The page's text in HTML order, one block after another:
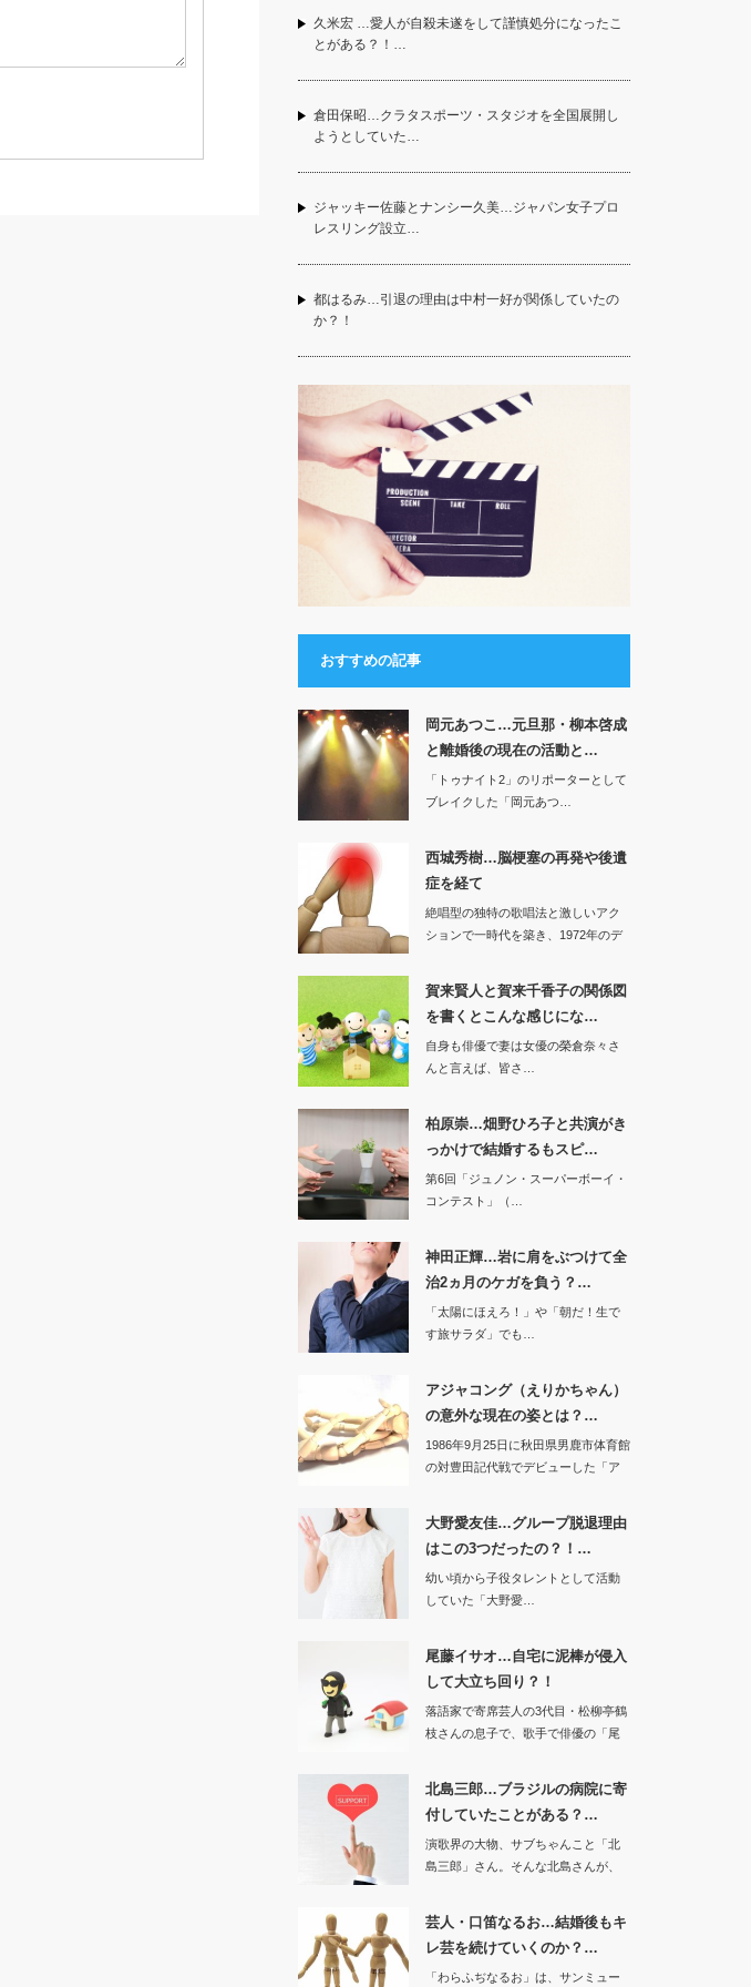
久米宏 …愛人が自殺未遂をして謹慎処分になったこ
とがある？！…
倉田保昭…クラタスポーツ・スタジオを全国展開し
ようとしていた…
ジャッキー佐藤とナンシー久美…ジャパン女子プロ
レスリング設立…
都はるみ…引退の理由は中村一好が関係していたの
か？！
おすすめの記事
岡元あつこ…元旦那・柳本啓成
と離婚後の現在の活動と…
「トゥナイト2」のリポーターとして
ブレイクした「岡元あつ…
西城秀樹…脳梗塞の再発や後遺
症を経て
絶唱型の独特の歌唱法と激しいアク
ションで一時代を築き、1972年のデ
賀来賢人と賀来千香子の関係図
を書くとこんな感じにな…
自身も俳優で妻は女優の榮倉奈々さ
んと言えば、皆さ…
柏原崇…畑野ひろ子と共演がき
っかけで結婚するもスピ…
第6回「ジュノン・スーパーボーイ・
コンテスト」（…
神田正輝…岩に肩をぶつけて全
治2ヵ月のケガを負う？…
「太陽にほえろ！」や「朝だ！生で
す旅サラダ」でも…
アジャコング（えりかちゃん）
の意外な現在の姿とは？…
1986年9月25日に秋田県男鹿市体育館
の対豊田記代戦でデビューした「ア
大野愛友佳…グループ脱退理由
はこの3つだったの？！…
幼い頃から子役タレントとして活動
していた「大野愛…
尾藤イサオ…自宅に泥棒が侵入
して大立ち回り？！
落語家で寄席芸人の3代目・松柳亭鶴
枝さんの息子で、歌手で俳優の「尾
北島三郎…ブラジルの病院に寄
付していたことがある？…
演歌界の大物、サブちゃんこと「北
島三郎」さん。そんな北島さんが、
芸人・口笛なるお…結婚後もキ
レ芸を続けていくのか？…
「わらふぢなるお」は、サンミュー